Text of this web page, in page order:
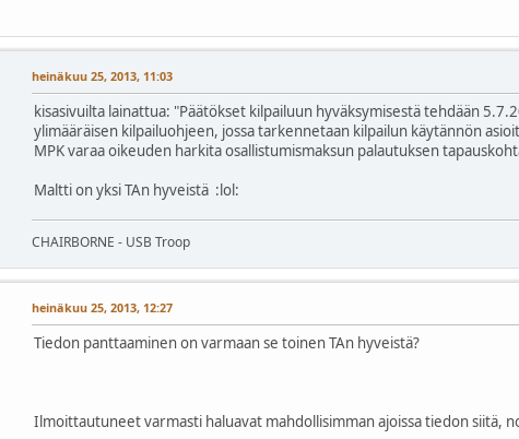
heinäkuu 25, 2013, 11:03
kisasivuilta lainattua: "Päätökset kilpailuun hyväksymisestä tehdään
ylimääräisen kilpailuohjeen, jossa tarkennetaan kilpailun käytännön
MPK varaa oikeuden harkita osallistumismaksun palautuksen
Maltti on yksi TAn hyveistä :lol:
CHAIRBORNE - USB Troop
heinäkuu 25, 2013, 12:27
Tiedon panttaaminen on varmaan se toinen TAn hyveistä?
Ilmoittautuneet varmasti haluavat mahdollisimman ajoissa tiedon siitä,